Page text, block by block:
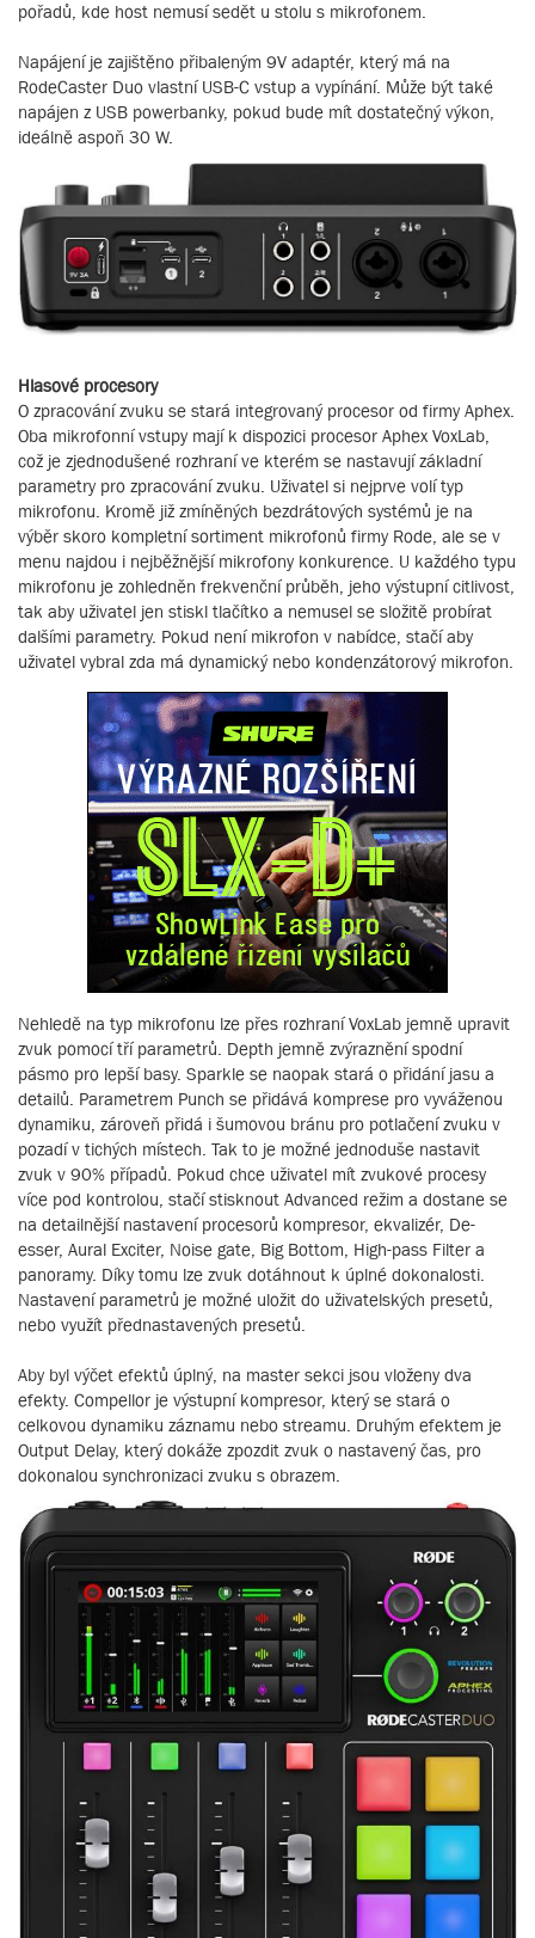
pořadů, kde host nemusí sedět u stolu s mikrofonem.
Napájení je zajištěno přibaleným 9V adaptér, který má na
RodeCaster Duo vlastní USB-C vstup a vypínání. Může být také
napájen z USB powerbanky, pokud bude mít dostatečný výkon,
ideálně aspoň 30 W.
Hlasové procesory
O zpracování zvuku se stará integrovaný procesor od firmy Aphex.
Oba mikrofonní vstupy mají k dispozici procesor Aphex VoxLab,
což je zjednodušené rozhraní ve kterém se nastavují základní
parametry pro zpracování zvuku. Uživatel si nejprve volí typ
mikrofonu. Kromě již zmíněných bezdrátových systémů je na
výběr skoro kompletní sortiment mikrofonů firmy Rode, ale se v
menu najdou i nejběžnější mikrofony konkurence. U každého typu
mikrofonu je zohledněn frekvenční průběh, jeho výstupní citlivost,
tak aby uživatel jen stiskl tlačítko a nemusel se složitě probírat
dalšími parametry. Pokud není mikrofon v nabídce, stačí aby
uživatel vybral zda má dynamický nebo kondenzátorový mikrofon.
Nehledě na typ mikrofonu lze přes rozhraní VoxLab jemně upravit
zvuk pomocí tří parametrů. Depth jemně zvýraznění spodní
pásmo pro lepší basy. Sparkle se naopak stará o přidání jasu a
detailů. Parametrem Punch se přidává komprese pro vyváženou
dynamiku, zároveň přidá i šumovou bránu pro potlačení zvuku v
pozadí v tichých místech. Tak to je možné jednoduše nastavit
zvuk v 90% případů. Pokud chce uživatel mít zvukové procesy
více pod kontrolou, stačí stisknout Advanced režim a dostane se
na detailnější nastavení procesorů kompresor, ekvalizér, De-
esser, Aural Exciter, Noise gate, Big Bottom, High-pass Filter a
panoramy. Díky tomu lze zvuk dotáhnout k úplné dokonalosti.
Nastavení parametrů je možné uložit do uživatelských presetů,
nebo využít přednastavených presetů.
Aby byl výčet efektů úplný, na master sekci jsou vloženy dva
efekty. Compellor je výstupní kompresor, který se stará o
celkovou dynamiku záznamu nebo streamu. Druhým efektem je
Output Delay, který dokáže zpozdit zvuk o nastavený čas, pro
dokonalou synchronizaci zvuku s obrazem.